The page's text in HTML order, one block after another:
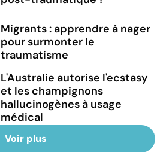
Migrants : apprendre à nager
pour surmonter le
traumatisme
L'Australie autorise l'ecstasy
et les champignons
hallucinogènes à usage
médical
Voir plus